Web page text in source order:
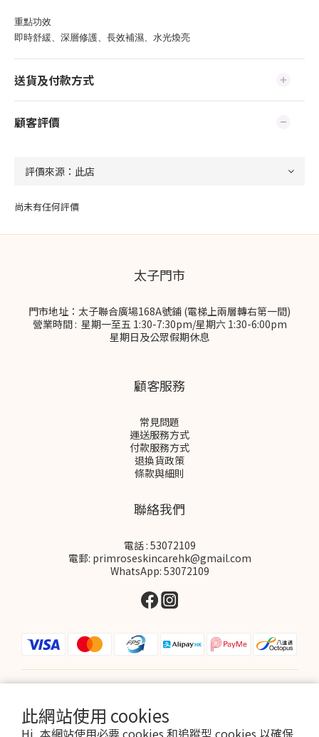
此網站使用 cookies
Hi, 本網站使用必要 cookies 和追蹤型 cookies 以確保
重點功效
即時舒緩、深層修護、長效補濕、水光煥亮
送貨及付款方式
顧客評價
尚未有任何評價
太子門市
門市地址：太子聯合廣場168A號鋪 (電梯上兩層轉右第一間)
營業時間 : 星期一至五 1:30-7:30pm/星期六 1:30-6:00pm
星期日及公眾假期休息
顧客服務
常見問題
運送服務方式
付款服務方式
退換貨政策
條款與細則
聯絡我們
電話 : 53072109
電郵: primroseskincarehk@gmail.com
WhatsApp: 53072109